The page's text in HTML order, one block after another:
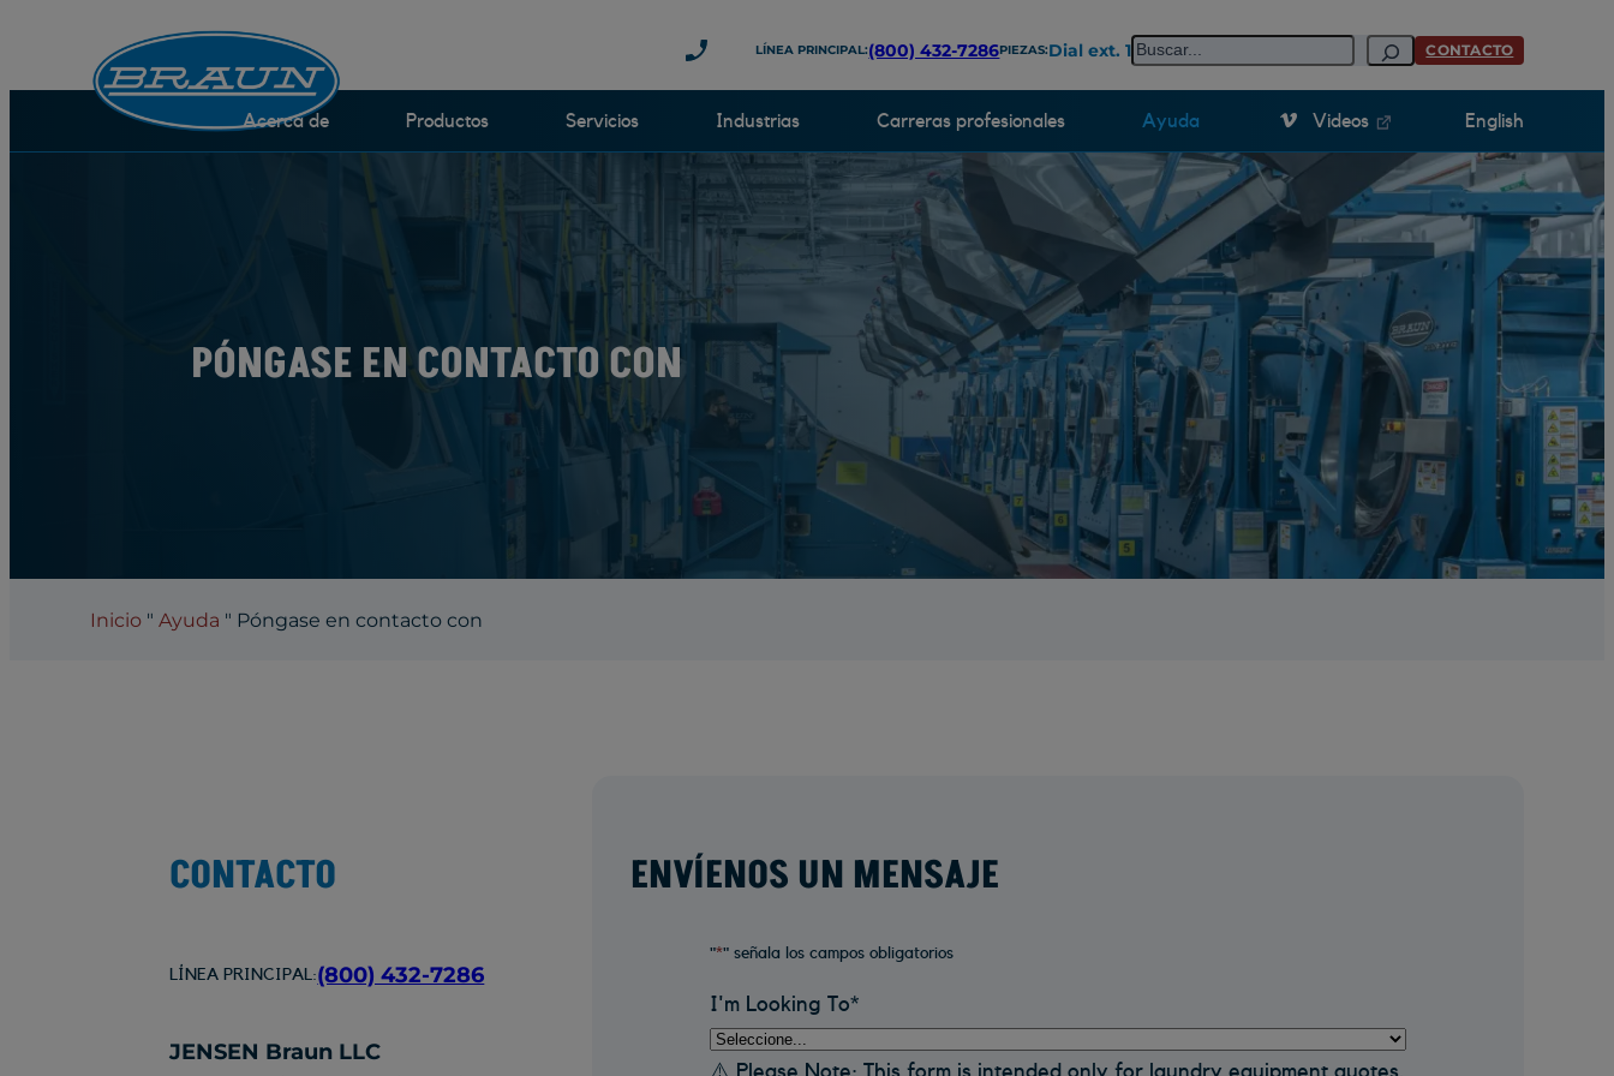
LÍNEA PRINCIPAL:(800) 432-7286PIEZAS:Dial ext. 1Buscar en CONTACTO
navegación
Acerca de Productos Servicios Industrias Carreras profesionales Ayuda Videos English
PÓNGASE EN CONTACTO CON
Inicio" Ayuda " Póngase en contacto con
CONTACTO
LÍNEA PRINCIPAL:(800) 432-7286
JENSEN Braun LLC
ENVÍENOS UN MENSAJE
"*" señala los campos obligatorios
I'm Looking To*
⚠️ Please Note: This form is intended only for laundry equipment quotes.